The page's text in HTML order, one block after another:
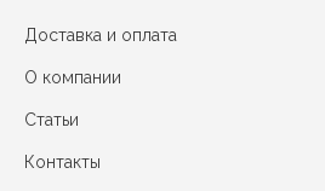
Доставка и оплата
О компании
Статьи
Контакты